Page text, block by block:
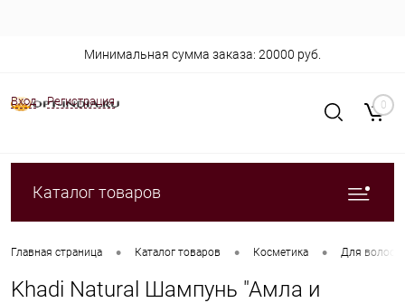
Вход Регистрация
Минимальная сумма заказа: 20000 руб.
0
Каталог товаров
Главная страница • Каталог товаров • Косметика • Для волос
Khadi Natural Шампунь "Амла и